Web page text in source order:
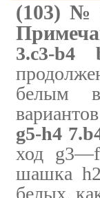
(103) №
3.c3-b4
белым
g5-h4
ход
шашка
белых,